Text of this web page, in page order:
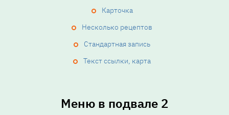
Карточка
Несколько рецептов
Стандартная запись
Текст ссылки, карта
Меню в подвале 2